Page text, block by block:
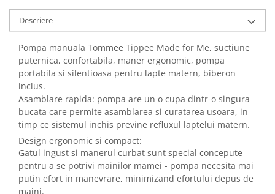
Descriere
Pompa manuala Tommee Tippee Made for Me, suctiune
puternica, confortabila, maner ergonomic, pompa
portabila si silentioasa pentru lapte matern, biberon
inclus.
Asamblare rapida: pompa are un o cupa dintr-o singura
bucata care permite asamblarea si curatarea usoara, in
timp ce sistemul inchis previne refluxul laptelui matern.
Design ergonomic si compact:
Gatul ingust si manerul curbat sunt special concepute
pentru a se potrivi mainilor mamei - pompa necesita mai
putin efort in manevrare, minimizand efortului depus de
maini.